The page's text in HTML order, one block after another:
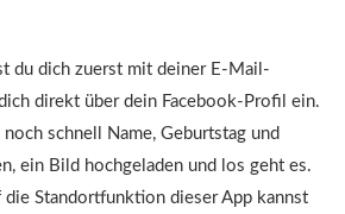
du dich zuerst mit deiner E-Mail-
direkt über dein Facebook-Profil ein.
noch schnell Name, Geburtstag und
ein Bild hochgeladen und los geht es.
die Standortfunktion dieser App kannst